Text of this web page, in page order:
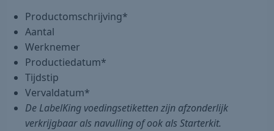
Productomschrijving*
Aantal
Werknemer
Productiedatum*
Tijdstip
Vervaldatum*
De LabelKing voedingsetiketten zijn afzonderlijk
verkrijgbaar als navulling of ook als Starterkit.